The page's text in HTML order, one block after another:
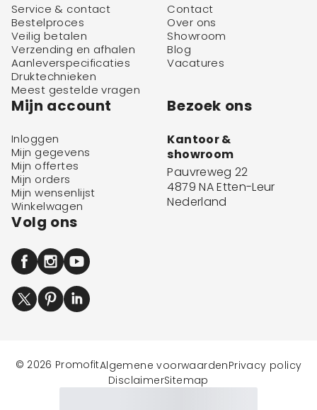
Service & contact
Bestelproces
Veilig betalen
Verzending en afhalen
Aanleverspecificaties
Druktechnieken
Meest gestelde vragen
Contact
Over ons
Showroom
Blog
Vacatures
Mijn account
Inloggen
Mijn gegevens
Mijn offertes
Mijn orders
Mijn wensenlijst
Winkelwagen
Bezoek ons
Kantoor &
showroom
Pauvreweg 22
4879 NA Etten-Leur
Nederland
Volg ons
© 2026 PromofitAlgemene voorwaardenPrivacy policy
DisclaimerSitemap